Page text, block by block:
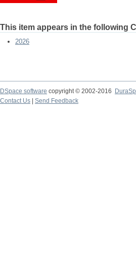
This item appears in the following
2026
DSpace software copyright © 2002-2016
Contact Us
Send Feedback